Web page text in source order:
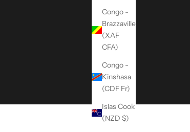
Congo -
Brazzaville
(XAF
CFA)
Congo -
Kinshasa
(CDF Fr)
Islas Cook
(NZD $)